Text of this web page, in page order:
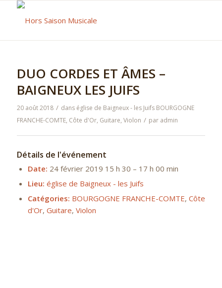
DUO CORDES ET ÂMES –
BAIGNEUX LES JUIFS
20 août 2018 / dans église de Baigneux - les Juifs BOURGOGNE
FRANCHE-COMTE, Côte d'Or, Guitare, Violon / par admin
Détails de l'événement
Date: 24 février 2019 15 h 30 – 17 h 00 min
Lieu: église de Baigneux - les Juifs
Catégories: BOURGOGNE FRANCHE-COMTE, Côte
d'Or, Guitare, Violon